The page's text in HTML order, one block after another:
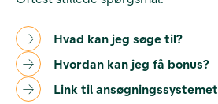
Hvad kan jeg søge til?
Hvordan kan jeg få bonus?
Link til ansøgningssystemet